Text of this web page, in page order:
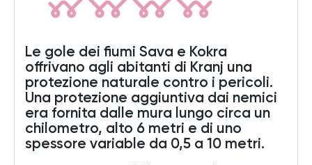
Le gole dei fiumi Sava e Kokra
offrivano agli abitanti di Kranj una
protezione naturale contro i pericoli.
Una protezione aggiuntiva dai nemici
era fornita dalle mura lungo circa un
chilometro, alto 6 metri e di uno
spessore variable da 0,5 a 10 metri.